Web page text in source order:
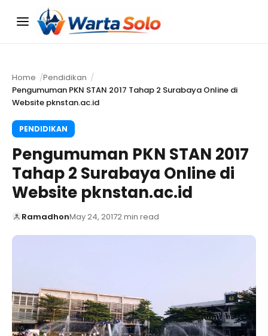
Menu
Home
Pendidikan
Pengumuman PKN STAN 2017 Tahap 2 Surabaya Online di
Website pknstan.ac.id
PENDIDIKAN
Pengumuman PKN STAN 2017
Tahap 2 Surabaya Online di
Website pknstan.ac.id
RamadhonMay 24, 20172 min read